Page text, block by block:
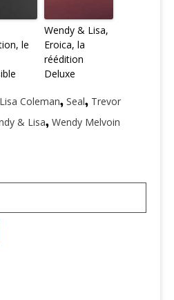
le
Wendy & Lisa,
Eroica, la
réédition
Deluxe
Lisa Coleman, Seal, Trevor
& Lisa, Wendy Melvoin